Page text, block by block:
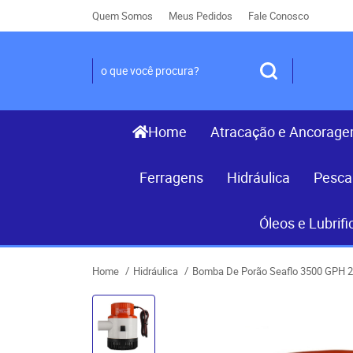
Quem Somos Meus Pedidos Fale Conosco
Home Atracação e
Ferragens Hidráulica Pesca
Óleos e
Home Hidráulica Bomba De Porão Seaflo 3500 GPH